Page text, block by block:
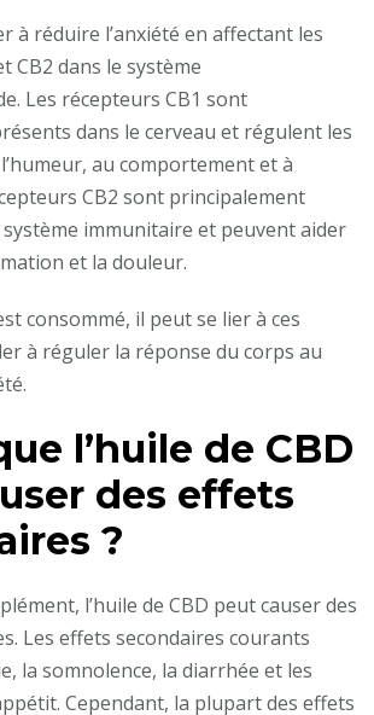
à réduire l’anxiété en affectant les
CB2 dans le système
Les récepteurs CB1 sont
dans le cerveau et régulent les
au comportement et à
CB2 sont principalement
immunitaire et peuvent aider
et la douleur.
consommé, il peut se lier à ces
à réguler la réponse du corps au
l’huile de CBD
des effets
?
l’huile de CBD peut causer des
Les effets secondaires courants
la somnolence, la diarrhée et les
Cependant, la plupart des effets